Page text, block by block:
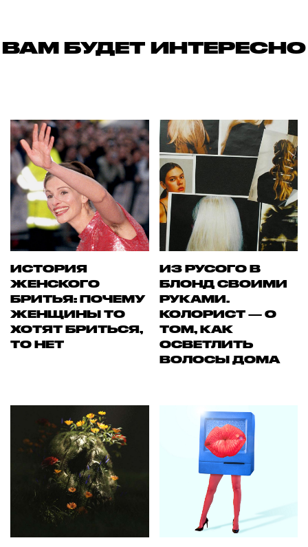
ВАМ БУДЕТ ИНТЕРЕСНО
ИСТОРИЯ
ЖЕНСКОГО
БРИТЬЯ: ПОЧЕМУ
ЖЕНЩИНЫ ТО
ХОТЯТ БРИТЬСЯ,
ТО НЕТ
ИЗ РУСОГО В
БЛОНД СВОИМИ
РУКАМИ.
КОЛОРИСТ — О
ТОМ, КАК
ОСВЕТЛИТЬ
ВОЛОСЫ ДОМА